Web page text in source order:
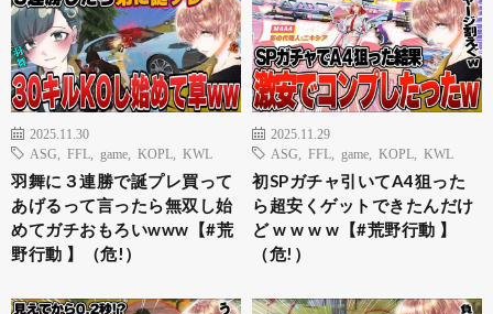
2025.11.30
ASG
FFL game KOPL KWL
羽舞に３連勝で誕プレ買って
あげるって言ったら無双し始
めてガチおもろいwww【#荒
野行動 】（危!）
2025.11.29
ASG
FFL game KOPL KWL
初SPガチャ引いてA4狙った
ら超安くゲットできたんだけ
ど w w w w【#荒野行動 】
（危!）